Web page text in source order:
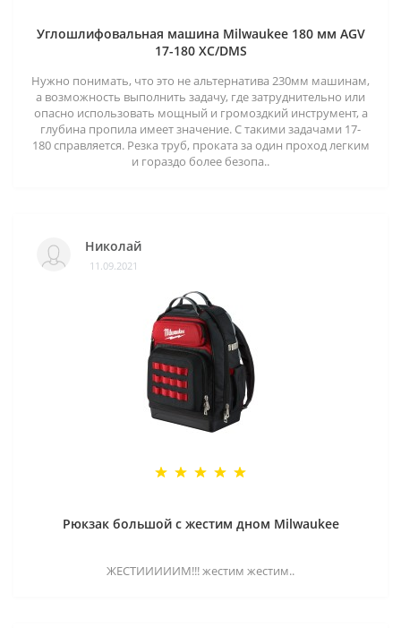
Углошлифовальная машина Milwaukee 180 мм AGV
17-180 XC/DMS
Нужно понимать, что это не альтернатива 230мм машинам,
а возможность выполнить задачу, где затруднительно или
опасно использовать мощный и громоздкий инструмент, а
глубина пропила имеет значение. С такими задачами 17-
180 справляется. Резка труб, проката за один проход легким
и гораздо более безопа..
Николай
11.09.2021
Рюкзак большой с жестим дном Milwaukee
ЖЕСТИИИИИМ!!! жестим жестим..